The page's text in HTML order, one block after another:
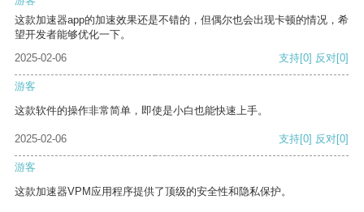
这款加速器app的加速效果还是不错的，但偶尔也会出现卡顿的情况，希
望开发者能够优化一下。
2025-02-06
支持[0] 反对[0]
游客
这款软件的操作非常简单，即使是小白也能快速上手。
2025-02-06 支持[0] 反对[0]
游客
这款加速器VPM应用程序提供了顶级的安全性和隐私保护。